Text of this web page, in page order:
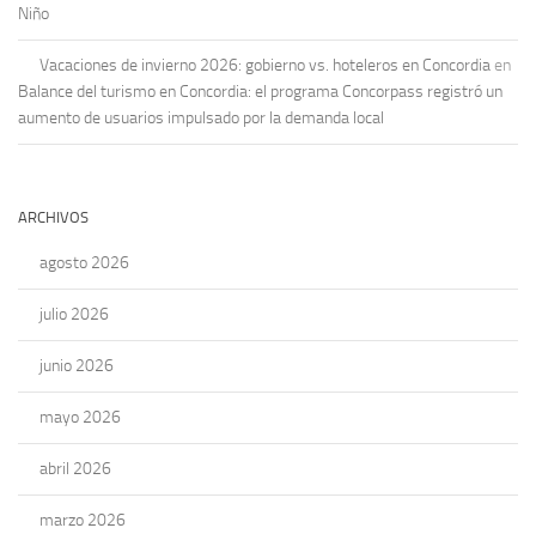
Niño
Vacaciones de invierno 2026: gobierno vs. hoteleros en Concordia en
Balance del turismo en Concordia: el programa Concorpass registró un
aumento de usuarios impulsado por la demanda local
ARCHIVOS
agosto 2026
julio 2026
junio 2026
mayo 2026
abril 2026
marzo 2026